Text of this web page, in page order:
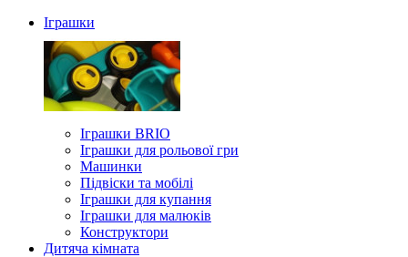
Іграшки
Іграшки BRIO
Іграшки для рольової гри
Машинки
Підвіски та мобілі
Іграшки для купання
Іграшки для малюків
Конструктори
Дитяча кімната